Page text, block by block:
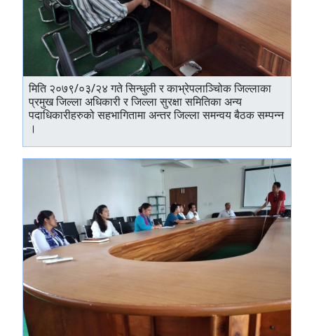
मिति २०७९/०३/२४ गते सिन्धुली र काभ्रेपलाञ्चोिक जिल्लाका
प्रमुख जिल्ला अधिकारी र जिल्ला सुरक्षा समितिका अन्य
पदाधिकारीहरुको सहभागितामा अन्तर जिल्ला समन्वय बैठक सम्पन्‍न
।